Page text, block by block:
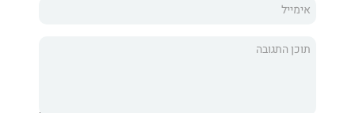
מתחילים לכלות אותי. איך אפשר לשרוד כך? איך אוכל לבקש אמון
פשוט וקל. מי דמיין שכך זה ייגמר?